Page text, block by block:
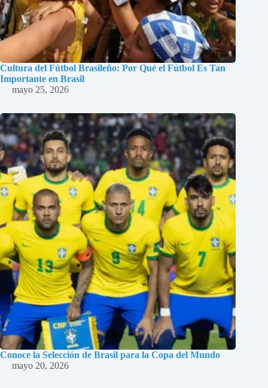
Cultura del Fútbol Brasileño: Por Qué el Fútbol Es Tan
Importante en Brasil
mayo 25, 2026
Conoce la Selección de Brasil para la Copa del Mundo
mayo 20, 2026